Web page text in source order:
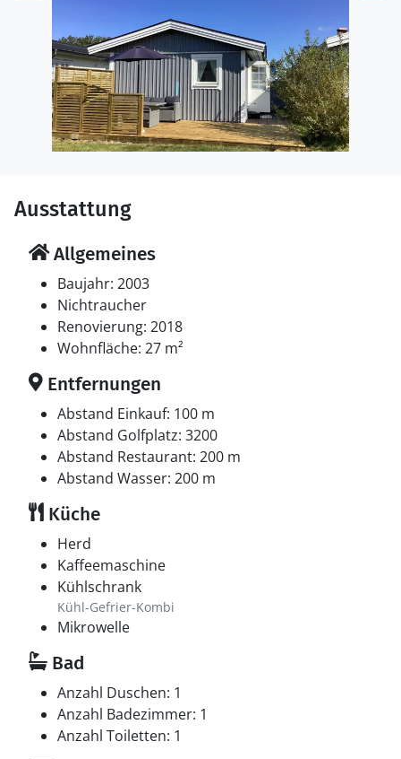
Ausstattung
Allgemeines
Baujahr: 2003
Nichtraucher
Renovierung: 2018
Wohnfläche: 27 m²
Entfernungen
Abstand Einkauf: 100 m
Abstand Golfplatz: 3200
Abstand Restaurant: 200 m
Abstand Wasser: 200 m
Küche
Herd
Kaffeemaschine
Kühlschrank
Kühl-Gefrier-Kombi
Mikrowelle
Bad
Anzahl Duschen: 1
Anzahl Badezimmer: 1
Anzahl Toiletten: 1